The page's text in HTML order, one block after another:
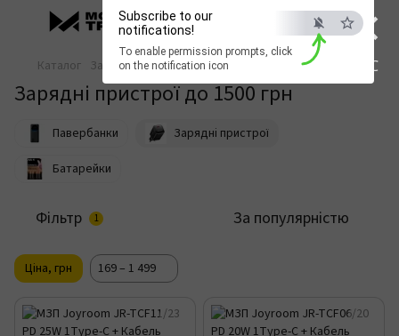
×
ESC
Subscribe to our
notifications!
To enable permission prompts, click
on the notification icon
Каталог Зарядка та живлення Зарядні пристрої
Зарядні пристрої до 1500 грн
Павербанки
Зарядні пристрої
Батарейки
Фільтр 1 За популярністю
Ціна, грн 169 – 1 499